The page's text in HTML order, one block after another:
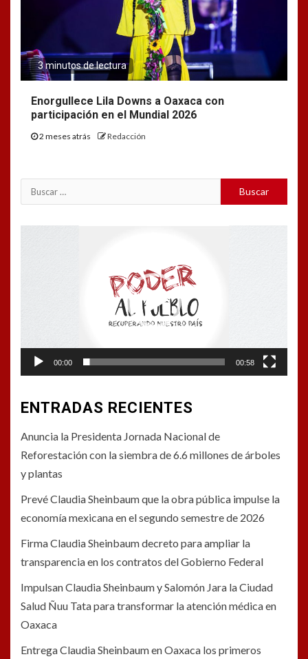
3 minutos de lectura
Enorgullece Lila Downs a Oaxaca con
participación en el Mundial 2026
2 meses atrás Redacción
Buscar:
00:00 00:58
ENTRADAS RECIENTES
Anuncia la Presidenta Jornada Nacional de
Reforestación con la siembra de 6.6 millones de árboles
y plantas
Prevé Claudia Sheinbaum que la obra pública impulse la
economía mexicana en el segundo semestre de 2026
Firma Claudia Sheinbaum decreto para ampliar la
transparencia en los contratos del Gobierno Federal
Impulsan Claudia Sheinbaum y Salomón Jara la Ciudad
Salud Ñuu Tata para transformar la atención médica en
Oaxaca
Entrega Claudia Sheinbaum en Oaxaca los primeros